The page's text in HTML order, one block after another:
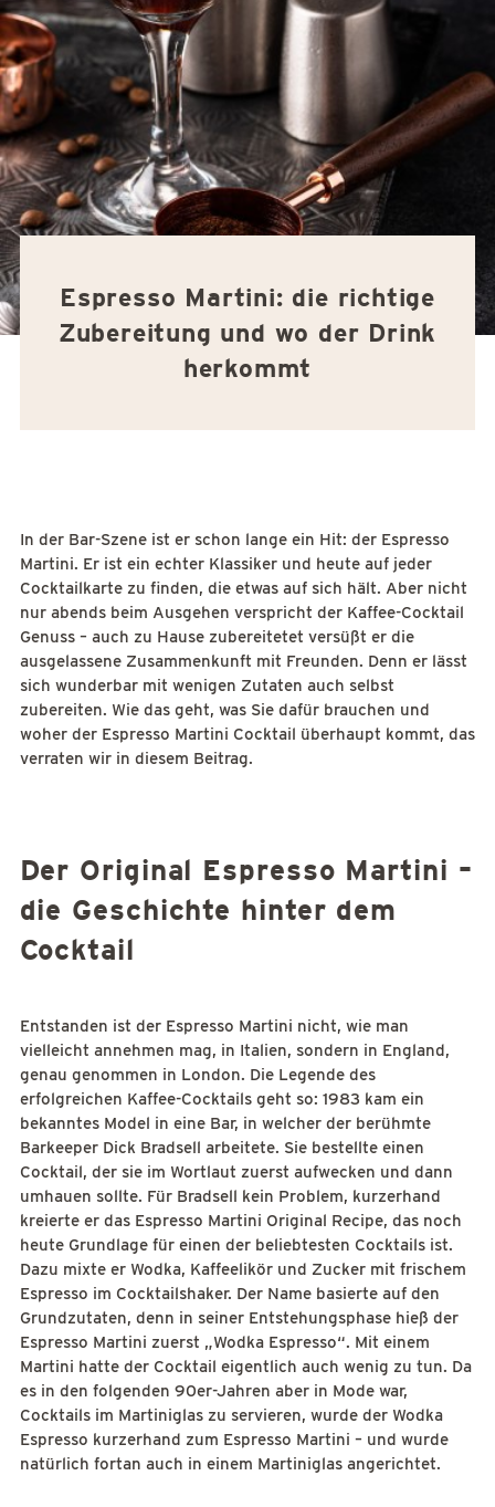
Espresso Martini: die richtige
Zubereitung und wo der Drink
herkommt
In der Bar-Szene ist er schon lange ein Hit: der Espresso
Martini. Er ist ein echter Klassiker und heute auf jeder
Cocktailkarte zu finden, die etwas auf sich hält. Aber nicht
nur abends beim Ausgehen verspricht der Kaffee-Cocktail
Genuss – auch zu Hause zubereitetet versüßt er die
ausgelassene Zusammenkunft mit Freunden. Denn er lässt
sich wunderbar mit wenigen Zutaten auch selbst
zubereiten. Wie das geht, was Sie dafür brauchen und
woher der Espresso Martini Cocktail überhaupt kommt, das
verraten wir in diesem Beitrag.
Der Original Espresso Martini –
die Geschichte hinter dem
Cocktail
Entstanden ist der Espresso Martini nicht, wie man
vielleicht annehmen mag, in Italien, sondern in England,
genau genommen in London. Die Legende des
erfolgreichen Kaffee-Cocktails geht so: 1983 kam ein
bekanntes Model in eine Bar, in welcher der berühmte
Barkeeper Dick Bradsell arbeitete. Sie bestellte einen
Cocktail, der sie im Wortlaut zuerst aufwecken und dann
umhauen sollte. Für Bradsell kein Problem, kurzerhand
kreierte er das Espresso Martini Original Recipe, das noch
heute Grundlage für einen der beliebtesten Cocktails ist.
Dazu mixte er Wodka, Kaffeelikör und Zucker mit frischem
Espresso im Cocktailshaker. Der Name basierte auf den
Grundzutaten, denn in seiner Entstehungsphase hieß der
Espresso Martini zuerst „Wodka Espresso“. Mit einem
Martini hatte der Cocktail eigentlich auch wenig zu tun. Da
es in den folgenden 90er-Jahren aber in Mode war,
Cocktails im Martiniglas zu servieren, wurde der Wodka
Espresso kurzerhand zum Espresso Martini – und wurde
natürlich fortan auch in einem Martiniglas angerichtet.